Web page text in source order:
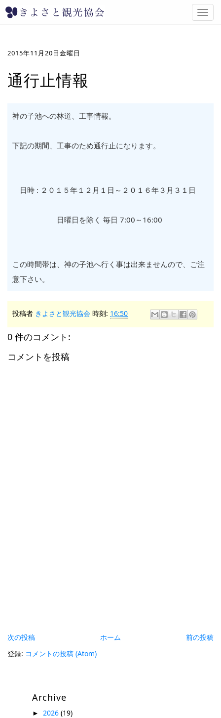
T
o
2015年11月20日金曜日
通行止情報
神の子池への林道、工事情報。
下記の期間、工事のため通行止になります。
日時 : ２０１５年１２月１日～２０１６年３月３１日
日曜日を除く 毎日 7:00～16:00
この時間帯は、神の子池へ行く事は出来ませんので、ご注
意下さい。
投稿者 きよさと観光協会 時刻: 16:50
0 件のコメント:
コメントを投稿
次の投稿 前の投稿
ホーム
登録: コメントの投稿 (Atom)
Archive
► 2026 (19)